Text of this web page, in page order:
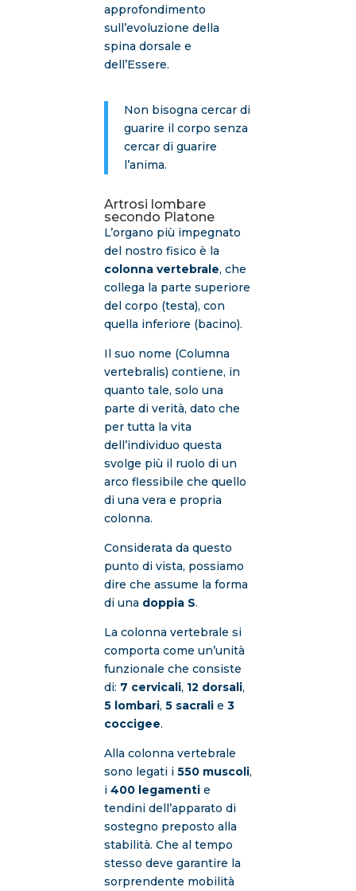
approfondimento
sull’evoluzione della
spina dorsale e
dell’Essere.
Non bisogna cercar di
guarire il corpo senza
cercar di guarire
l’anima.
Artrosi lombare
secondo Platone
L’organo più impegnato
del nostro fisico è la
colonna vertebrale, che
collega la parte superiore
del corpo (testa), con
quella inferiore (bacino).
Il suo nome (Columna
vertebralis) contiene, in
quanto tale, solo una
parte di verità, dato che
per tutta la vita
dell’individuo questa
svolge più il ruolo di un
arco flessibile che quello
di una vera e propria
colonna.
Considerata da questo
punto di vista, possiamo
dire che assume la forma
di una doppia S.
La colonna vertebrale si
comporta come un’unità
funzionale che consiste
di: 7 cervicali, 12 dorsali,
5 lombari, 5 sacralie 3
coccigee.
Alla colonna vertebrale
sono legati i 550 muscoli,
i 400 legamentie
tendini dell’apparato di
sostegno preposto alla
stabilità. Che al tempo
stesso deve garantire la
sorprendente mobilità